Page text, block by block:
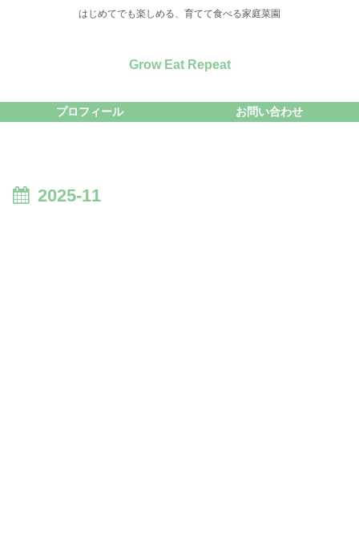
はじめてでも楽しめる、育てて食べる家庭菜園
Grow Eat Repeat
プロフィール お問い合わせ
2025-11